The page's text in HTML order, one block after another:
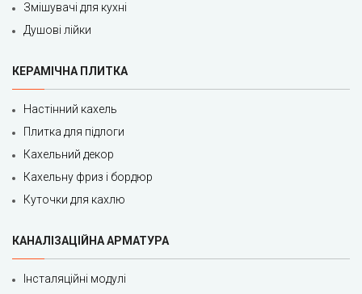
Змішувачі для кухні
Душові лійки
КЕРАМІЧНА ПЛИТКА
Настінний кахель
Плитка для підлоги
Кахельний декор
Кахельну фриз і бордюр
Куточки для кахлю
КАНАЛІЗАЦІЙНА АРМАТУРА
Інсталяційні модулі